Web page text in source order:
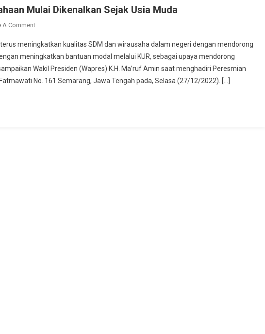
Mulai Dikenalkan Sejak Usia Muda
A CommentOn
Berharap
Kewirausahaan
Mulai
Dikenalkan
meningkatkan kualitas SDM dan wirausaha dalam negeri dengan mendorong
meningkatkan bantuan modal melalui KUR, sebagai upaya mendorong
Wakil Presiden (Wapres) K.H. Ma’ruf Amin saat menghadiri Peresmian
No. 161 Semarang, Jawa Tengah pada, Selasa (27/12/2022). […]